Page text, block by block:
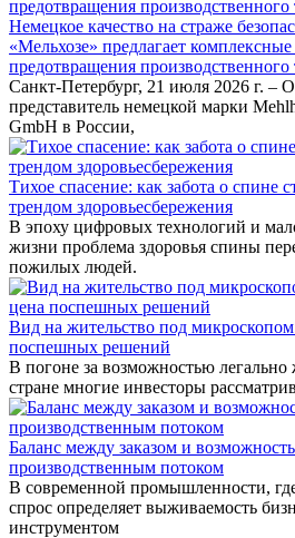
Немецкое качество на страже
«Мельхозе» предлагает
предотвращения производственного
Санкт-Петербург, 21 июля 2026 г. –
представитель немецкой марки
GmbH в России,
Тихое спасение: как забота о спине
трендом здоровьесбережения
В эпоху цифровых технологий и
жизни проблема здоровья спины
пожилых людей.
Вид на жительство под
поспешных решений
В погоне за возможностью легально
стране многие инвесторы
Баланс между заказом и
производственным потоком
В современной промышленности,
спрос определяет выживаемость
инструментом